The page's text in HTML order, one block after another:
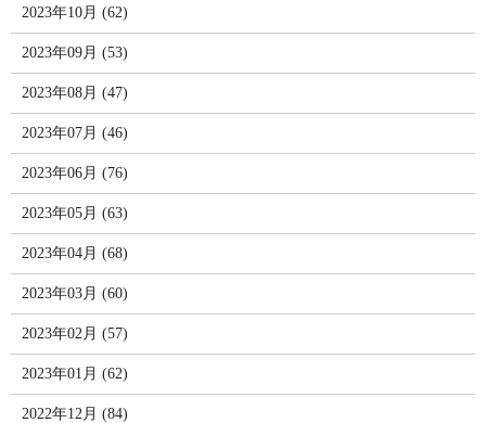
2023年10月 (62)
2023年09月 (53)
2023年08月 (47)
2023年07月 (46)
2023年06月 (76)
2023年05月 (63)
2023年04月 (68)
2023年03月 (60)
2023年02月 (57)
2023年01月 (62)
2022年12月 (84)